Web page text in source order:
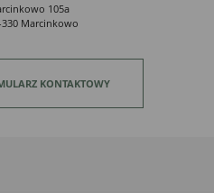
105a
330 Marcinkowo
KONTAKTOWY